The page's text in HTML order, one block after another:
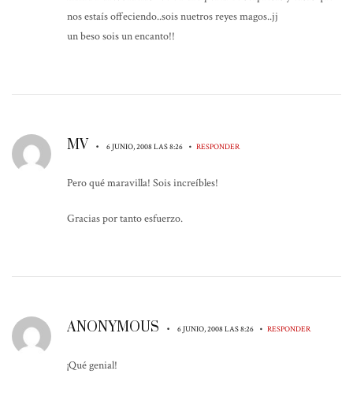
nos estaís offeciendo..sois nuetros reyes magos..jj
un beso sois un encanto!!
MV • 6 JUNIO, 2008 LAS 8:26 • RESPONDER
Pero qué maravilla! Sois increíbles!
Gracias por tanto esfuerzo.
ANONYMOUS • 6 JUNIO, 2008 LAS 8:26 • RESPONDER
¡Qué genial!